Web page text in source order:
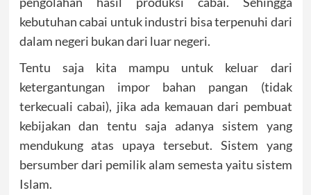
kebutuhan cabai untuk industri bisa terpenuhi dari
dalam negeri bukan dari luar negeri.
Tentu saja kita mampu untuk keluar dari
ketergantungan impor bahan pangan (tidak
terkecuali cabai), jika ada kemauan dari pembuat
kebijakan dan tentu saja adanya sistem yang
mendukung atas upaya tersebut. Sistem yang
bersumber dari pemilik alam semesta yaitu sistem
Islam.